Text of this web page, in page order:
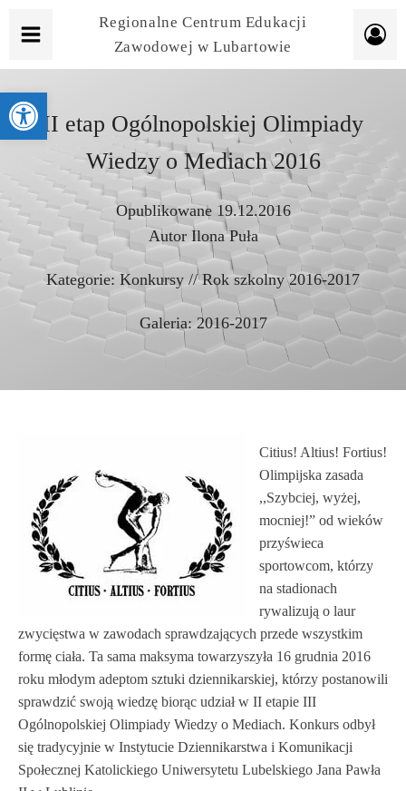
Regionalne Centrum Edukacji
Zawodowej w Lubartowie
II etap Ogólnopolskiej Olimpiady
Wiedzy o Mediach 2016
Opublikowane 19.12.2016
Autor Ilona Puła
Kategorie: Konkursy //Rok szkolny 2016-2017
Galeria: 2016-2017
Citius! Altius! Fortius!
Olimpijska zasada
,,Szybciej, wyżej,
mocniej!” od wieków
przyświeca
sportowcom, którzy
na stadionach
rywalizują o laur
zwycięstwa w zawodach sprawdzających przede wszystkim
formę ciała. Ta sama maksyma towarzyszyła 16 grudnia 2016
roku młodym adeptom sztuki dziennikarskiej, którzy postanowili
sprawdzić swoją wiedzę biorąc udział w II etapie III
Ogólnopolskiej Olimpiady Wiedzy o Mediach. Konkurs odbył
się tradycyjnie w Instytucie Dziennikarstwa i Komunikacji
Społecznej Katolickiego Uniwersytetu Lubelskiego Jana Pawła
Otwórz pasek narzędzi